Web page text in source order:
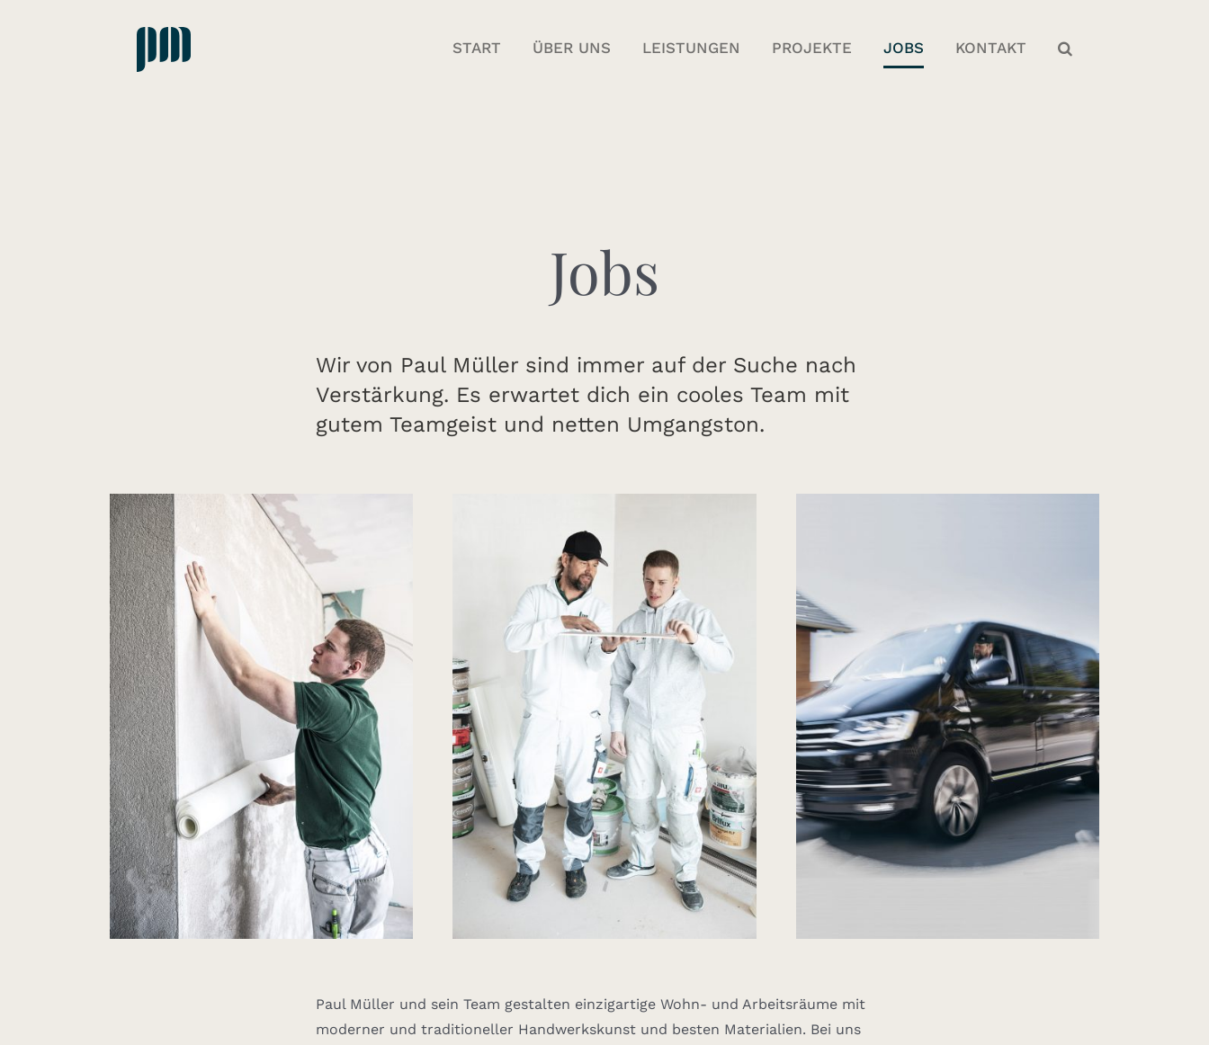
START ÜBER UNS LEISTUNGEN PROJEKTE JOBS KONTAKT
Jobs
Wir von Paul Müller sind immer auf der Suche nach
Verstärkung. Es erwartet dich ein cooles Team mit
gutem Teamgeist und netten Umgangston.
Paul Müller und sein Team gestalten einzigartige Wohn- und Arbeitsräume mit
moderner und traditioneller Handwerkskunst und besten Materialien. Bei uns